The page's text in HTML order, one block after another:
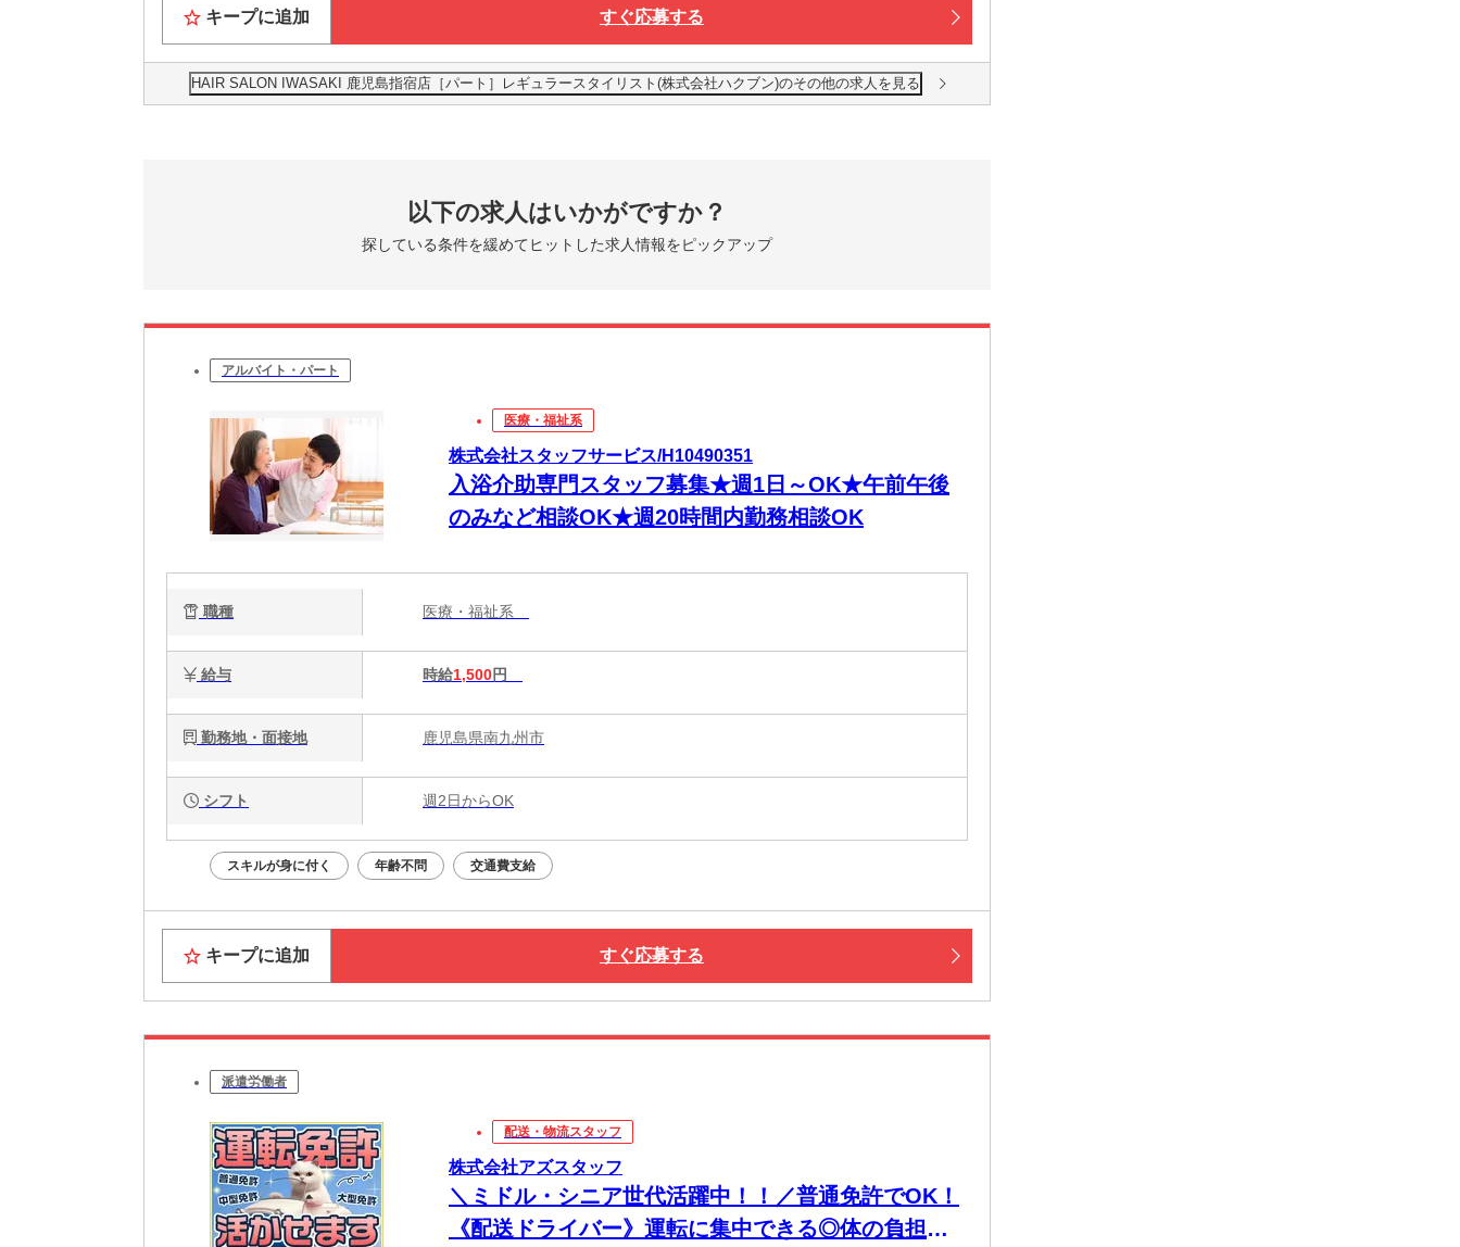
キープに追加 すぐ応募する
HAIR SALON IWASAKI 鹿児島指宿店［パート］レギュラースタイリスト(株式会社ハクブン)のその他の求人を見る
以下の求人はいかがですか？
探している条件を緩めてヒットした求人情報をピックアップ
アルバイト・パート
医療・福祉系
株式会社スタッフサービス/H10490351
入浴介助専門スタッフ募集★週1日～OK★午前午後
のみなど相談OK★週20時間内勤務相談OK
職種 医療・福祉系
給与 時給1,500円
勤務地・面接地 鹿児島県南九州市
シフト 週2日からOK
スキルが身に付く 年齢不問 交通費支給
キープに追加 すぐ応募する
派遣労働者
配送・物流スタッフ
株式会社アズスタッフ
＼ミドル・シニア世代活躍中！！／普通免許でOK！
《配送ドライバー》運転に集中できる◎体の負担は